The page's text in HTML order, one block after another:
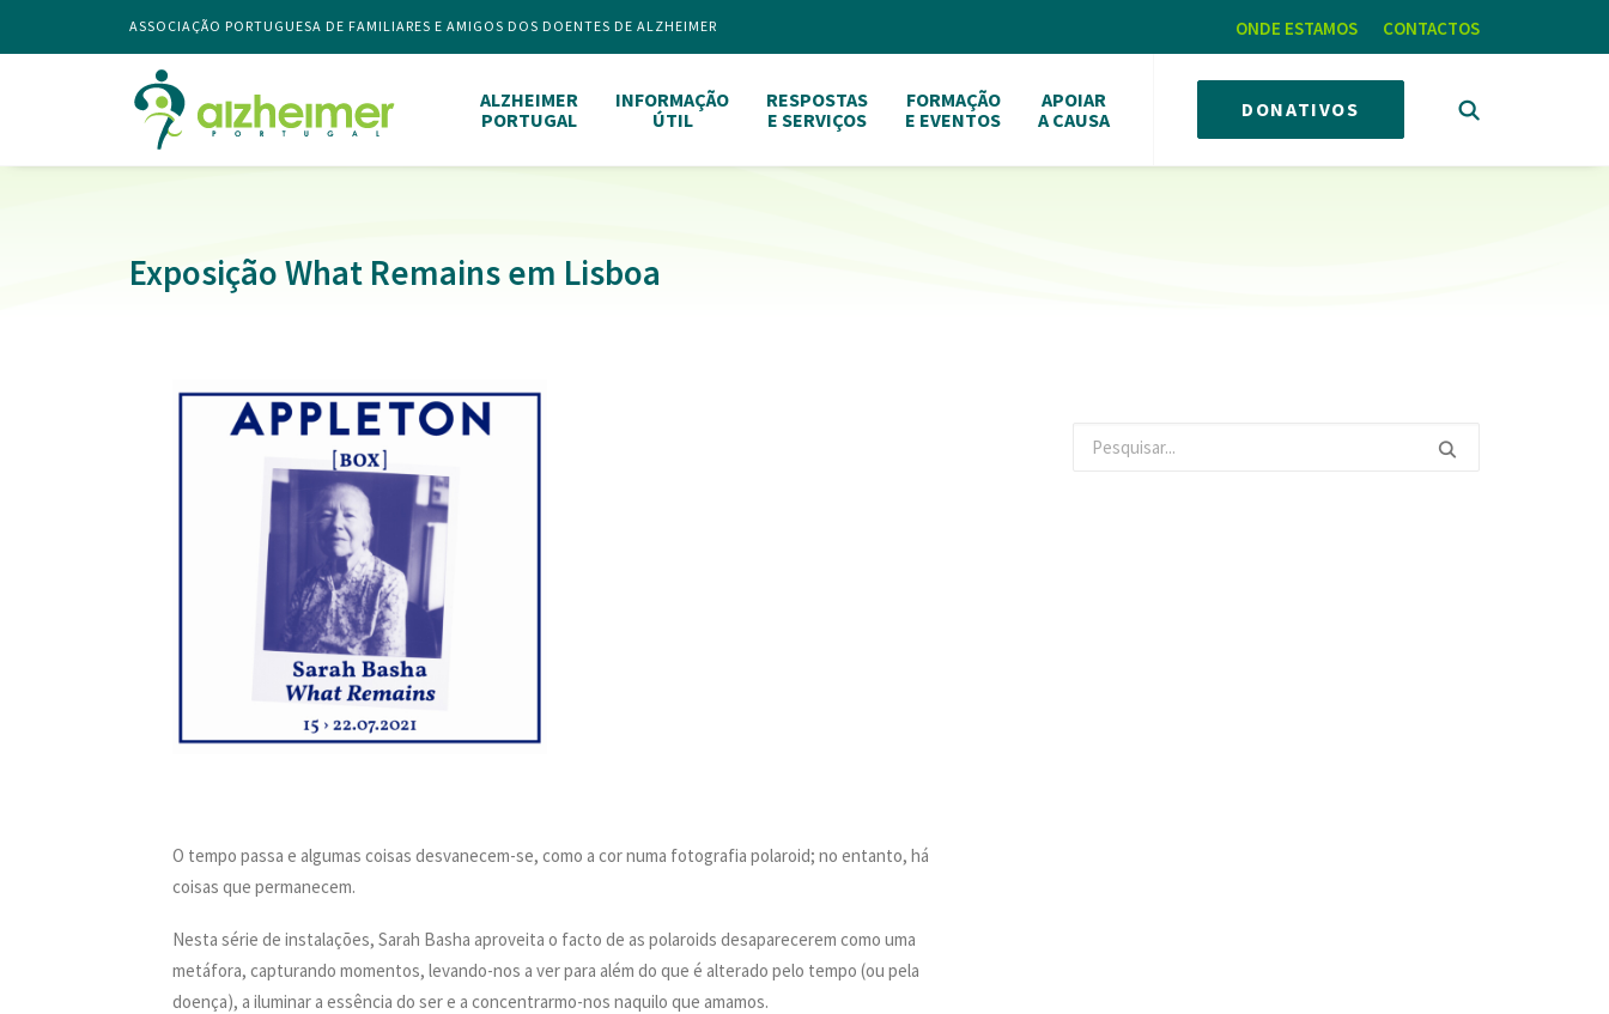
ASSOCIAÇÃO PORTUGUESA DE FAMILIARES E AMIGOS DOS DOENTES DE ALZHEIMER ONDE ESTAMOS CONTACTOS
ALZHEIMER
PORTUGAL
INFORMAÇÃO
ÚTIL
RESPOSTAS
E SERVIÇOS
FORMAÇÃO
E EVENTOS
APOIAR
A CAUSA
DONATIVOS
Exposição What Remains em Lisboa
O tempo passa e algumas coisas desvanecem-se, como a cor numa fotografia polaroid; no entanto, há
coisas que permanecem.
Nesta série de instalações, Sarah Basha aproveita o facto de as polaroids desaparecerem como uma
metáfora, capturando momentos, levando-nos a ver para além do que é alterado pelo tempo (ou pela
doença), a iluminar a essência do ser e a concentrarmo-nos naquilo que amamos.